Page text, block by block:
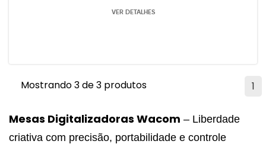
VER DETALHES
1
Mostrando 3 de 3 produtos
Mesas Digitalizadoras Wacom – Liberdade
criativa com precisão, portabilidade e controle